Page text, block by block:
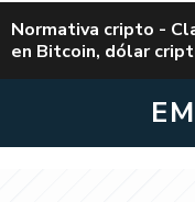
Normativa cripto -
en Bitcoin, dólar